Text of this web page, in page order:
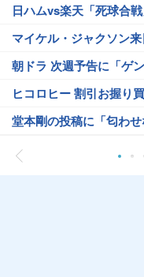
日ハムvs楽天「死球合
マイケル・ジャクソン
朝ドラ 次週予告に「ゲン
ヒコロヒー 割引お握り
堂本剛の投稿に「匂わせ